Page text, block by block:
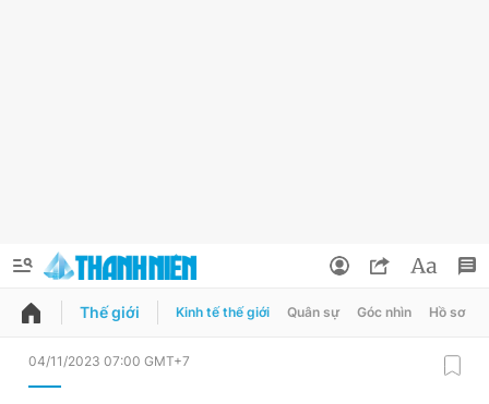
QUẢNG CÁO
Thế giới Kinh tế thế giới Quân sự Góc nhìn Hồ sơ
04/11/2023 07:00 GMT+7